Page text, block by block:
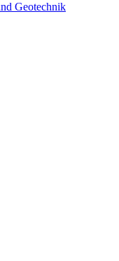
Geotechnik